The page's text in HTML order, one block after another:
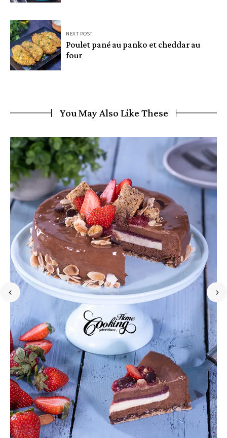
NEXT POST
Poulet pané au panko et cheddar au
four
You May Also Like These